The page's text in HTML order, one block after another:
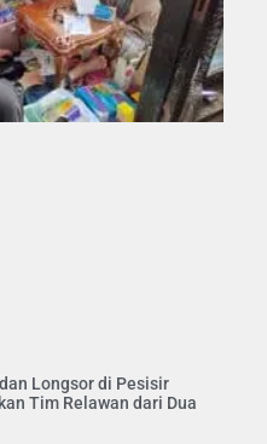
Longsor di Pesisir
Tim Relawan dari Dua